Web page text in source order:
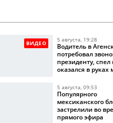
ВИДЕО 5 августа, 19:28
Водитель в
потребовал
президенту,
оказался в руках
5 августа, 09:53
Популярного
мексиканского
застрелили во
прямого эфира